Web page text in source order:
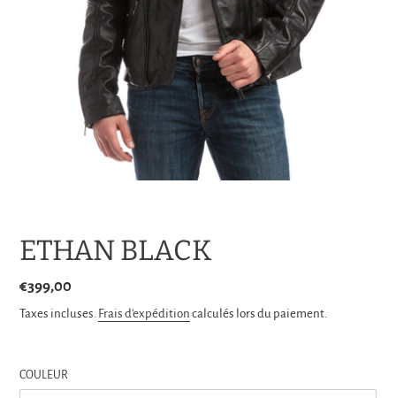
ETHAN BLACK
Prix
normal
€399,00
Taxes incluses. Frais d'expédition calculés lors du paiement.
COULEUR